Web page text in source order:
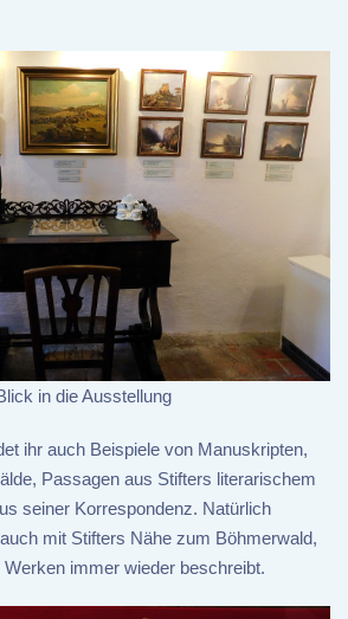
in die Ausstellung
ihr auch Beispiele von Manuskripten,
Passagen aus Stifters literarischem
seiner Korrespondenz. Natürlich
mit Stifters Nähe zum Böhmerwald,
immer wieder beschreibt.